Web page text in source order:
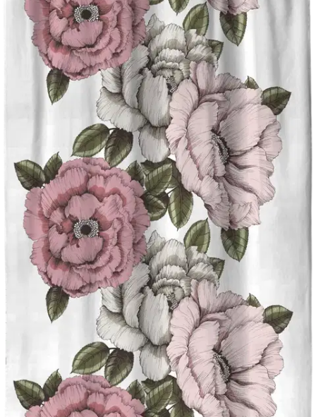
Ilmainen toimitus yli 100 €:n tilauksille
Postin pakettiautomaattiin tai
palvelupisteeseen!
Etu ei koske Suuri‑lisäpalvelulla toimitettavia tuotteita.
Tarkista myymäläsaatavuus
Tuotekuvaus
Alma-verho on valmistettu vastuullisesti 69% puuvillasta ja 31%
kierrätetystä polyesterista. Kaikki Vallilan verhot ovat viimeistelty
ompelemalla sivut ja helma, yläreunassa kulkee kuja verhotankoa
varten. Verhon mukana tulee lyhennysnauha, jolla verhon voi
lyhentää helposti silittämällä ilman ompelua.
Ominaisuudet